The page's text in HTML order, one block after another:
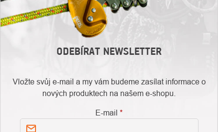
ODEBÍRAT NEWSLETTER
Vložte svůj e-mail a my vám budeme zasílat informace o
nových produktech na našem e-shopu.
E-mail